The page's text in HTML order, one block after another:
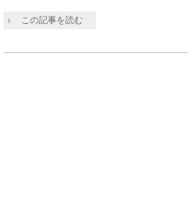
この記事を読む